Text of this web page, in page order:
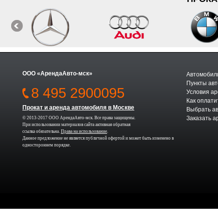
ООО «АрендаАвто-мск»
8 495 2900095
Прокат и аренда автомобиля в Москве
© 2013-2017 ООО АрендаАвто-мск. Все права защищены.
При использовании материалов сайта активная обратная
ссылка обязательна. Права на использование.
Данное предложение не является публичной офертой и может быть изменено в
одностороннем порядке.
Пункты
Условия
Как
Выбрать
Заказать